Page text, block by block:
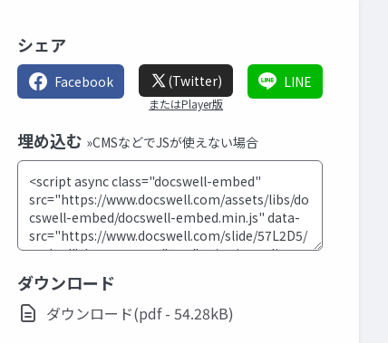
シェア
Facebook (Twitter)
またはPlayer版
LINE
埋め込む »CMSなどでJSが使えない場合
ダウンロード
ダウンロード(pdf - 54.28kB)